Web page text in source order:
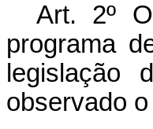
Art. 2º
programa
legislação
observado